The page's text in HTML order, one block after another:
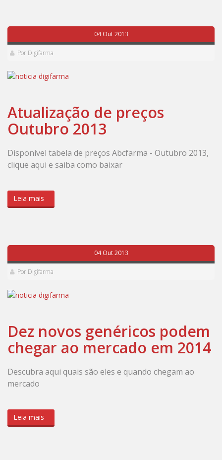
04 Out 2013
Por Digifarma
Atualização de preços
Outubro 2013
Disponível tabela de preços Abcfarma - Outubro 2013,
clique aqui e saiba como baixar
Leia mais
04 Out 2013
Por Digifarma
Dez novos genéricos podem
chegar ao mercado em 2014
Descubra aqui quais são eles e quando chegam ao
mercado
Leia mais